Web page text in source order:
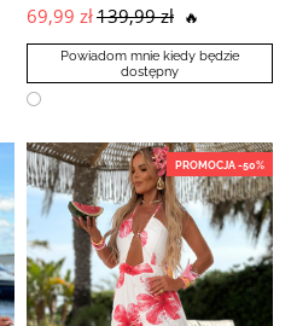
69,99 zł139,99 zł 🔥
Powiadom mnie kiedy będzie
dostępny
PROMOCJA -50%